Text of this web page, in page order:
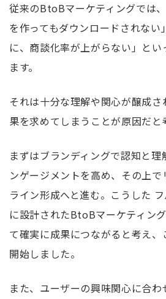
従来のBtoBマーケティングでは、
を作ってもダウンロードされない」
に、商談化率が上がらない」 とい
ます。
それは十分な理解や関心が醸成
果を求めてしまうことが原因だと
まずはブランディングで認知と
ンゲージメントを高め、その上
ライン形成へと進む。 こうした
に設計されたBtoBマーケティン
て確実に成果につながると考え
開始しました。
また、ユーザーの興味関心に合